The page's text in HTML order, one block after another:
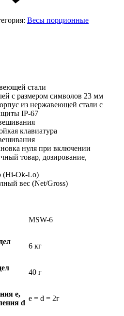
Весы порционные
стали
с размером символов 23 мм
из нержавеющей стали с
IP-67
клавиатура
нуля при включении
товар, дозирование,
(Hi-Ok-Lo)
вес (Net/Gross)
MSW-6
6 кг
40 г
e,
d
e = d = 2г